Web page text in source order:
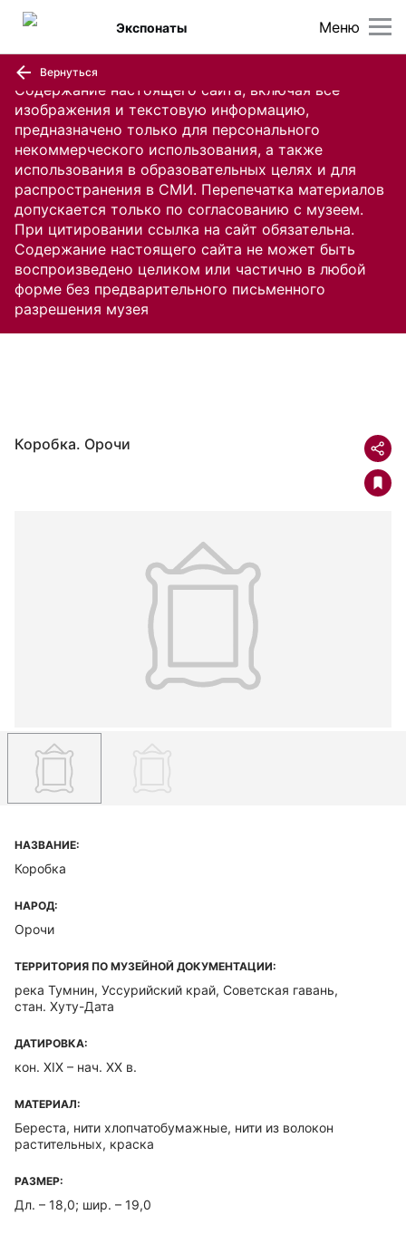
Содержание настоящего сайта, включая все
изображения и текстовую информацию,
предназначено только для персонального
некоммерческого использования, а также
использования в образовательных целях и для
распространения в СМИ. Перепечатка материалов
допускается только по согласованию с музеем.
При цитировании ссылка на сайт обязательна.
Содержание настоящего сайта не может быть
воспроизведено целиком или частично в любой
форме без предварительного письменного
разрешения музея
Меню
Экспонаты
Вернуться
Коробка. Орочи
НАЗВАНИЕ:
Коробка
НАРОД:
Орочи
ТЕРРИТОРИЯ ПО МУЗЕЙНОЙ ДОКУМЕНТАЦИИ:
река Тумнин, Уссурийский край, Советская гавань,
стан. Хуту-Дата
ДАТИРОВКА:
кон. XIX – нач. XX в.
МАТЕРИАЛ:
Береста, нити хлопчатобумажные, нити из волокон
растительных, краска
РАЗМЕР:
Дл. – 18,0; шир. – 19,0